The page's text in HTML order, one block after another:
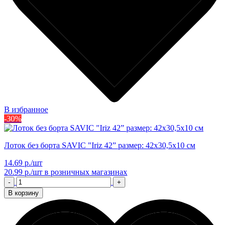
В избранное
-30%
Лоток без борта SAVIC "Iriz 42” размер: 42х30,5х10 см
14.69 р./шт
20.99 р./шт в розничных магазинах
-
+
В корзину